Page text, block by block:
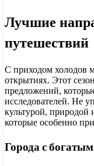
Лучшие
путешествий
С приходом холодов
открытиях. Этот
предложений,
исследователей. Не
культурой, природой
которые особенно
Города с